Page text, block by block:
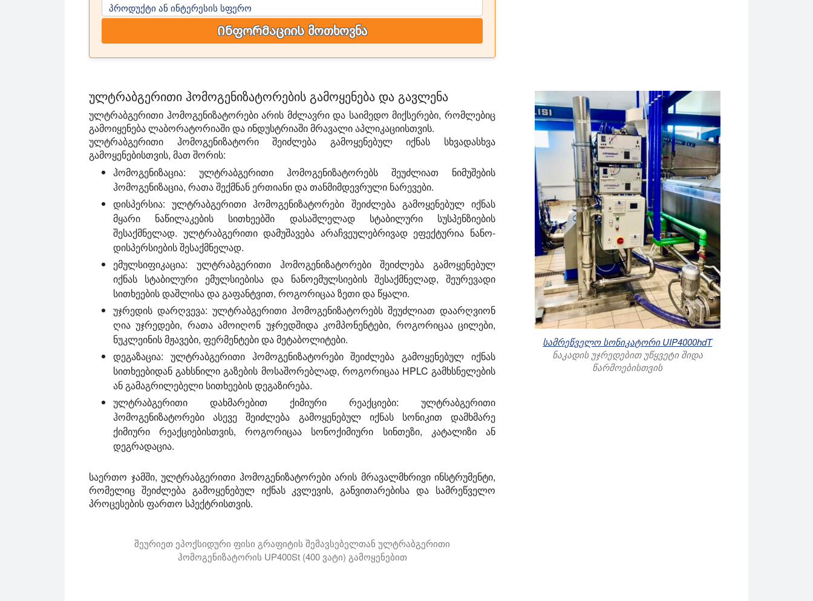
პროდუქტი ან ინტერესის სფერო
Ინფორმაციის მოთხოვნა
ულტრაბგერითი ჰომოგენიზატორების გამოყენება და გავლენა
ულტრაბგერითი ჰომოგენიზატორები არის მძლავრი და საიმედო მიქსერები, რომლებიც
გამოიყენება ლაბორატორიაში და ინდუსტრიაში მრავალი აპლიკაციისთვის.
ულტრაბგერითი ჰომოგენიზატორი შეიძლება გამოყენებულ იქნას სხვადასხვა
გამოყენებისთვის, მათ შორის:
ჰომოგენიზაცია: ულტრაბგერითი ჰომოგენიზატორებს შეუძლიათ ნიმუშების
ჰომოგენიზაცია, რათა შექმნან ერთიანი და თანმიმდევრული ნარევები.
დისპერსია: ულტრაბგერითი ჰომოგენიზატორები შეიძლება გამოყენებულ იქნას
მყარი ნაწილაკების სითხეებში დასაშლელად სტაბილური სუსპენზიების
შესაქმნელად. ულტრაბგერითი დამუშავება არაჩვეულებრივად ეფექტურია ნანო-
დისპერსიების შესაქმნელად.
ემულსიფიკაცია: ულტრაბგერითი ჰომოგენიზატორები შეიძლება გამოყენებულ
იქნას სტაბილური ემულსიებისა და ნანოემულსიების შესაქმნელად, შეურევადი
სითხეების დაშლისა და გაფანტვით, როგორიცაა ზეთი და წყალი.
უჯრედის დარღვევა: ულტრაბგერითი ჰომოგენიზატორებს შეუძლიათ დაარღვიონ
ღია უჯრედები, რათა ამოიღონ უჯრედშიდა კომპონენტები, როგორიცაა ცილები,
ნუკლეინის მჟავები, ფერმენტები და მეტაბოლიტები.
დეგაზაცია: ულტრაბგერითი ჰომოგენიზატორები შეიძლება გამოყენებულ იქნას
სითხეებიდან გახსნილი გაზების მოსაშორებლად, როგორიცაა HPLC გამხსნელების
ან გამაგრილებელი სითხეების დეგაზირება.
ულტრაბგერითი დახმარებით ქიმიური რეაქციები: ულტრაბგერითი
ჰომოგენიზატორები ასევე შეიძლება გამოყენებულ იქნას სონიკით დამხმარე
ქიმიური რეაქციებისთვის, როგორიცაა სონოქიმიური სინთეზი, კატალიზი ან
დეგრადაცია.
საერთო ჯამში, ულტრაბგერითი ჰომოგენიზატორები არის მრავალმხრივი ინსტრუმენტი,
რომელიც შეიძლება გამოყენებულ იქნას კვლევის, განვითარებისა და სამრეწველო
პროცესების ფართო სპექტრისთვის.
შეურიეთ ეპოქსიდური ფისი გრაფიტის შემავსებელთან ულტრაბგერითი
ჰომოგენიზატორის UP400St (400 ვატი) გამოყენებით
სამრეწველო სონიკატორი UIP4000hdT
ნაკადის უჯრედებით უწყვეტი შიდა
წარმოებისთვის